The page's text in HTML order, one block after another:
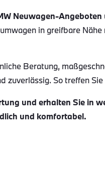
Neuwagen-Angeboten
in greifbare
Beratung,
zuverlässig. So treffen
und erhalten Sie in
und komfortabel.